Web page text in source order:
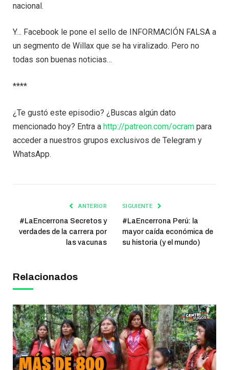
nacional.
Y… Facebook le pone el sello de INFORMACIÓN FALSA a
un segmento de Willax que se ha viralizado. Pero no
todas son buenas noticias…
****
¿Te gustó este episodio? ¿Buscas algún dato
mencionado hoy? Entra a http://patreon.com/ocram para
acceder a nuestros grupos exclusivos de Telegram y
WhatsApp.
ANTERIOR
#LaEncerrona Secretos y
verdades de la carrera por
las vacunas
SIGUIENTE
#LaEncerrona Perú: la
mayor caída económica de
su historia (y el mundo)
Relacionados